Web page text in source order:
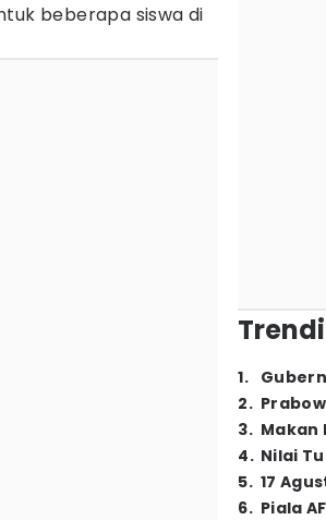
beberapa siswa di
1.
2.
3. Makan
4. Nilai
5. 17
6. Piala